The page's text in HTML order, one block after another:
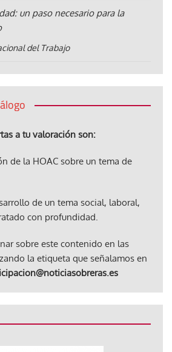
un paso necesario para la
del Trabajo
a tu valoración son:
de la HOAC sobre un tema de
de un tema social, laboral,
con profundidad.
sobre este contenido en las
la etiqueta que señalamos en